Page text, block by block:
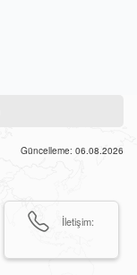
Güncelleme: 06.08.2026
İletişim: